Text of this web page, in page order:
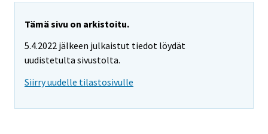
Tämä sivu on arkistoitu.
5.4.2022 jälkeen julkaistut tiedot löydät
uudistetulta sivustolta.
Siirry uudelle tilastosivulle